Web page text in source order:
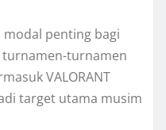
penting bagi
turnamen
VALORANT
target utama musim